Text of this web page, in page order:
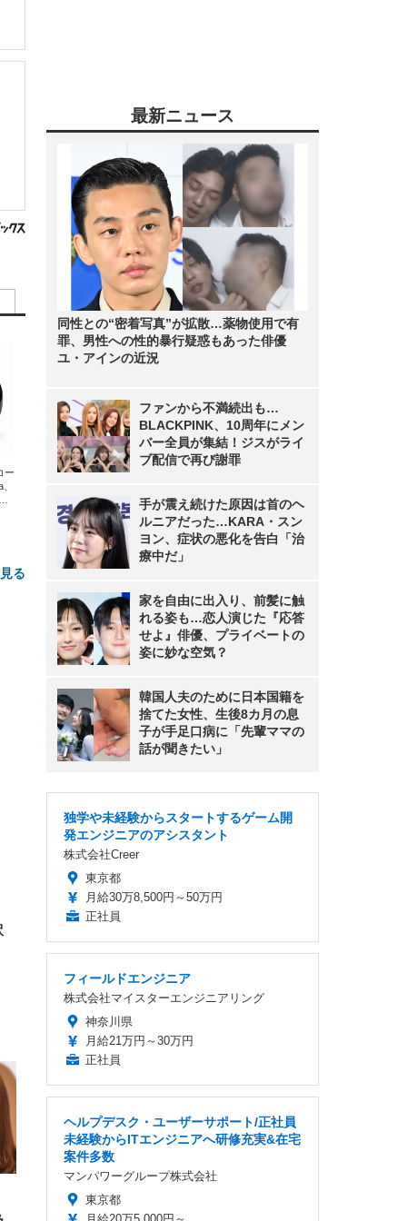
ー
る
最新ニュース
同性との“密着写真”が拡散…薬物使用で有
罪、男性への性的暴行疑惑もあった俳優
ユ・アインの近況
ファンから不満続出も…
BLACKPINK、10周年にメン
バー全員が集結！ジスがライ
ブ配信で再び謝罪
手が震え続けた原因は首のヘ
ルニアだった…KARA・スン
ヨン、症状の悪化を告白「治
療中だ」
家を自由に出入り、前髪に触
れる姿も…恋人演じた『応答
せよ』俳優、プライベートの
姿に妙な空気？
韓国人夫のために日本国籍を
捨てた女性、生後8カ月の息
子が手足口病に「先輩ママの
話が聞きたい」
独学や未経験からスタートするゲーム開
発エンジニアのアシスタント
株式会社Creer
東京都
月給30万8,500円～50万円
正社員
フィールドエンジニア
株式会社マイスターエンジニアリング
神奈川県
月給21万円～30万円
正社員
ヘルプデスク・ユーザーサポート/正社員
未経験からITエンジニアへ研修充実&在宅
案件多数
マンパワーグループ株式会社
東京都